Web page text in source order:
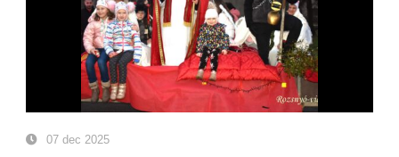
07 dec 2025